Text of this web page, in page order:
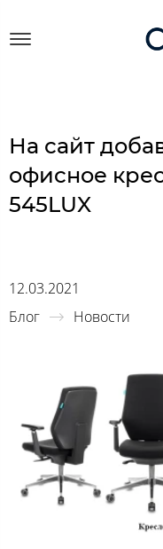
На сайт
офисное
545LUX
12.03.2021
Блог
Новости